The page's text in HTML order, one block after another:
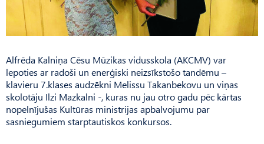
Alfrēda Kalniņa Cēsu Mūzikas vidusskola (AKCMV) var
lepoties ar radoši un enerģiski neizsīkstošo tandēmu –
klavieru 7.klases audzēkni Melissu Takanbekovu un viņas
skolotāju Ilzi Mazkalni -, kuras nu jau otro gadu pēc kārtas
nopelnījušas Kultūras ministrijas apbalvojumu par
sasniegumiem starptautiskos konkursos.